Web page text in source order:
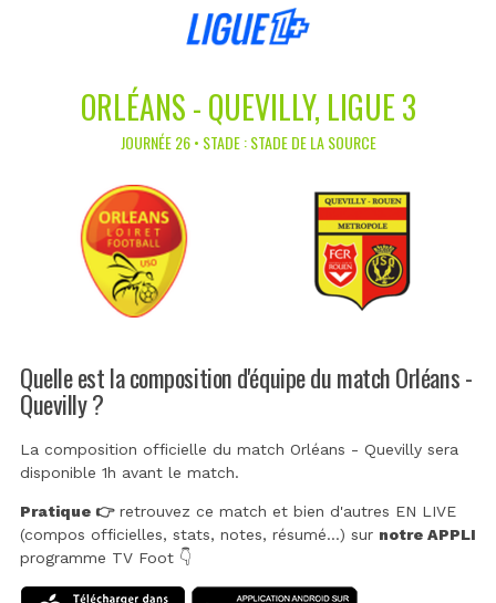
ORLÉANS - QUEVILLY, LIGUE 3
JOURNÉE 26 • STADE : STADE DE LA SOURCE
Quelle est la composition d'équipe du match Orléans -
Quevilly ?
La composition officielle du match Orléans - Quevilly sera
disponible 1h avant le match.
Pratique 👉retrouvez ce match et bien d'autres EN LIVE
(compos officielles, stats, notes, résumé...) sur notre APPLI
programme TV Foot 👇